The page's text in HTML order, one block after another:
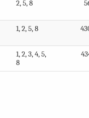
2, 5, 8
1, 2, 5, 8
1, 2, 3, 4, 5,
8